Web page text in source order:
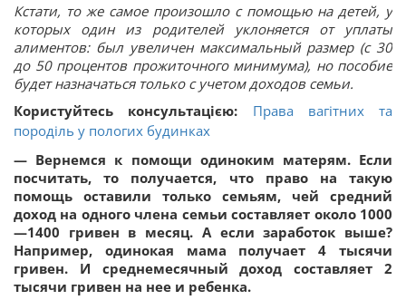
Кстати, то же самое произошло с помощью на детей, у
которых один из родителей уклоняется от уплаты
алиментов: был увеличен максимальный размер (с 30
до 50 процентов прожиточного минимума), но пособие
будет назначаться только с учетом доходов семьи.
Користуйтесь консультацією: Права вагітних та
породіль у пологих будинках
— Вернемся к помощи одиноким матерям. Если
посчитать, то получается, что право на такую
помощь оставили только семьям, чей средний
доход на одного члена семьи составляет около 1000
—1400 гривен в месяц. А если заработок выше?
Например, одинокая мама получает 4 тысячи
гривен. И среднемесячный доход составляет 2
тысячи гривен на нее и ребенка.